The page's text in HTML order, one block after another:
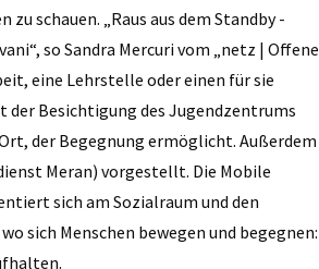
schauen. „Raus aus dem Standby -
so Sandra Mercuri vom „netz | Offene
eine Lehrstelle oder einen für sie
der Besichtigung des Jugendzentrums
der Begegnung ermöglicht. Außerdem
Meran) vorgestellt. Die Mobile
sich am Sozialraum und den
sich Menschen bewegen und begegnen: